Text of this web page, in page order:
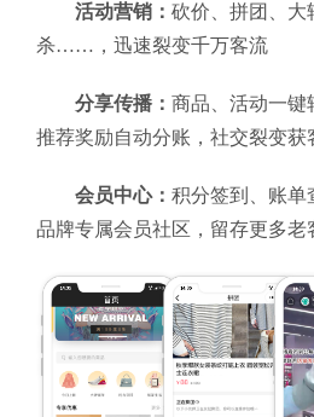
活动营销： 砍价、拼团、大
杀……，迅速裂变千万客流
分享传播： 商品、活动一键
推荐奖励自动分账，社交裂变获
会员中心： 积分签到、账单
品牌专属会员社区，留存更多老